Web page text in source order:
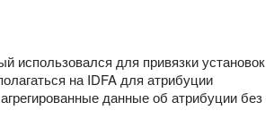
использовался для привязки установок
на IDFA для атрибуции
данные об атрибуции без